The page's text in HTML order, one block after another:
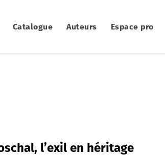
Catalogue Auteurs Espace pro
l’exil en héritage